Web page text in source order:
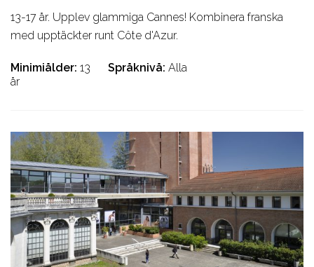
13-17 år. Upplev glammiga Cannes! Kombinera franska
med upptäckter runt Côte d'Azur.
Minimiålder 13
år
Språknivå Alla